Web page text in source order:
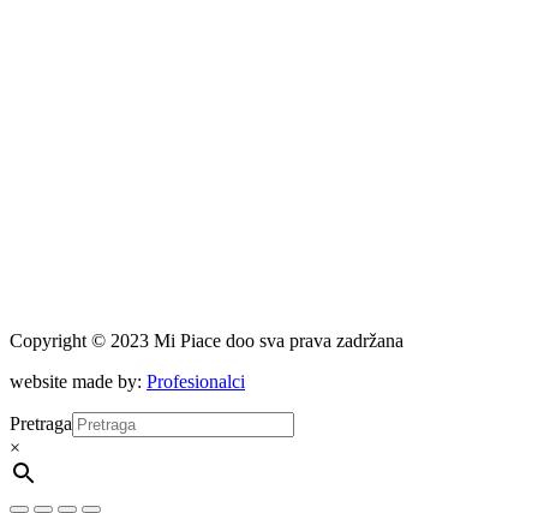
Copyright © 2023 Mi Piace doo sva prava zadržana
website made by: Profesionalci
Pretraga
×